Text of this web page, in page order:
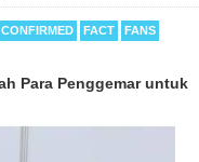
CONFIRMED FACT
FANS
Para Penggemar untuk